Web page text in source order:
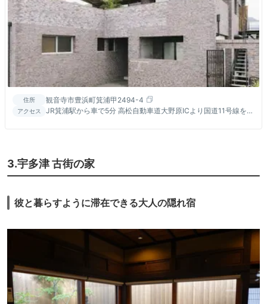
住所 観音寺市豊浜町箕浦甲2494-4
アクセス
JR箕浦駅から車で5分 高松自動車道大野原ICより国道11号線を松
3.宇多津 古街の家
彼と暮らすように滞在できる大人の隠れ宿